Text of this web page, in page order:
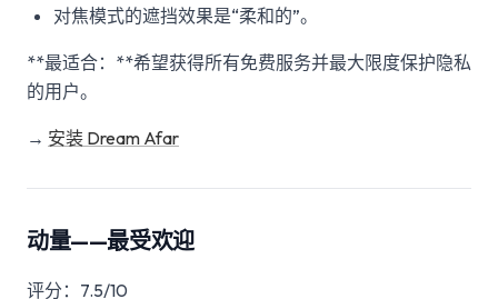
对焦模式的遮挡效果是“柔和的”。
**最适合：**希望获得所有免费服务并最大限度保护隐私
的用户。
→ 安装 Dream Afar
动量——最受欢迎
评分：7.5/10